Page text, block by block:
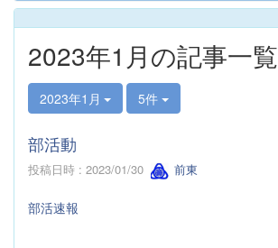
2023年1月の記事一覧
2023年1月 5件
部活動
投稿日時 : 2023/01/30 前東
部活速報